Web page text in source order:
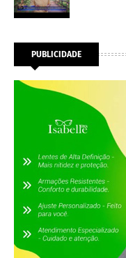
PUBLICIDADE